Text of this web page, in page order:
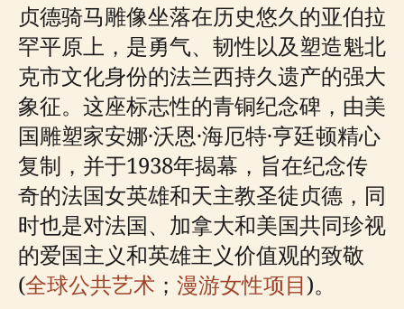
贞德骑马雕像坐落在历史悠久的亚伯拉
罕平原上，是勇气、韧性以及塑造魁北
克市文化身份的法兰西持久遗产的强大
象征。这座标志性的青铜纪念碑，由美
国雕塑家安娜·沃恩·海厄特·亨廷顿精心
复制，并于1938年揭幕，旨在纪念传
奇的法国女英雄和天主教圣徒贞德，同
时也是对法国、加拿大和美国共同珍视
的爱国主义和英雄主义价值观的致敬
(全球公共艺术 ； 漫游女性项目)。